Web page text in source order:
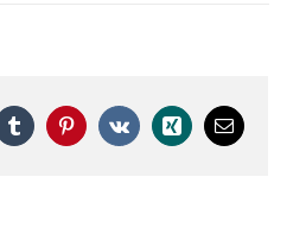
Tumblr Pinterest
Vk Xing
Correo
electrónico